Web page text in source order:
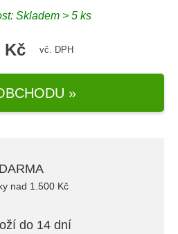
Skladem > 5 ks
Kč vč. DPH
»
nad 1.500 Kč
do 14 dní